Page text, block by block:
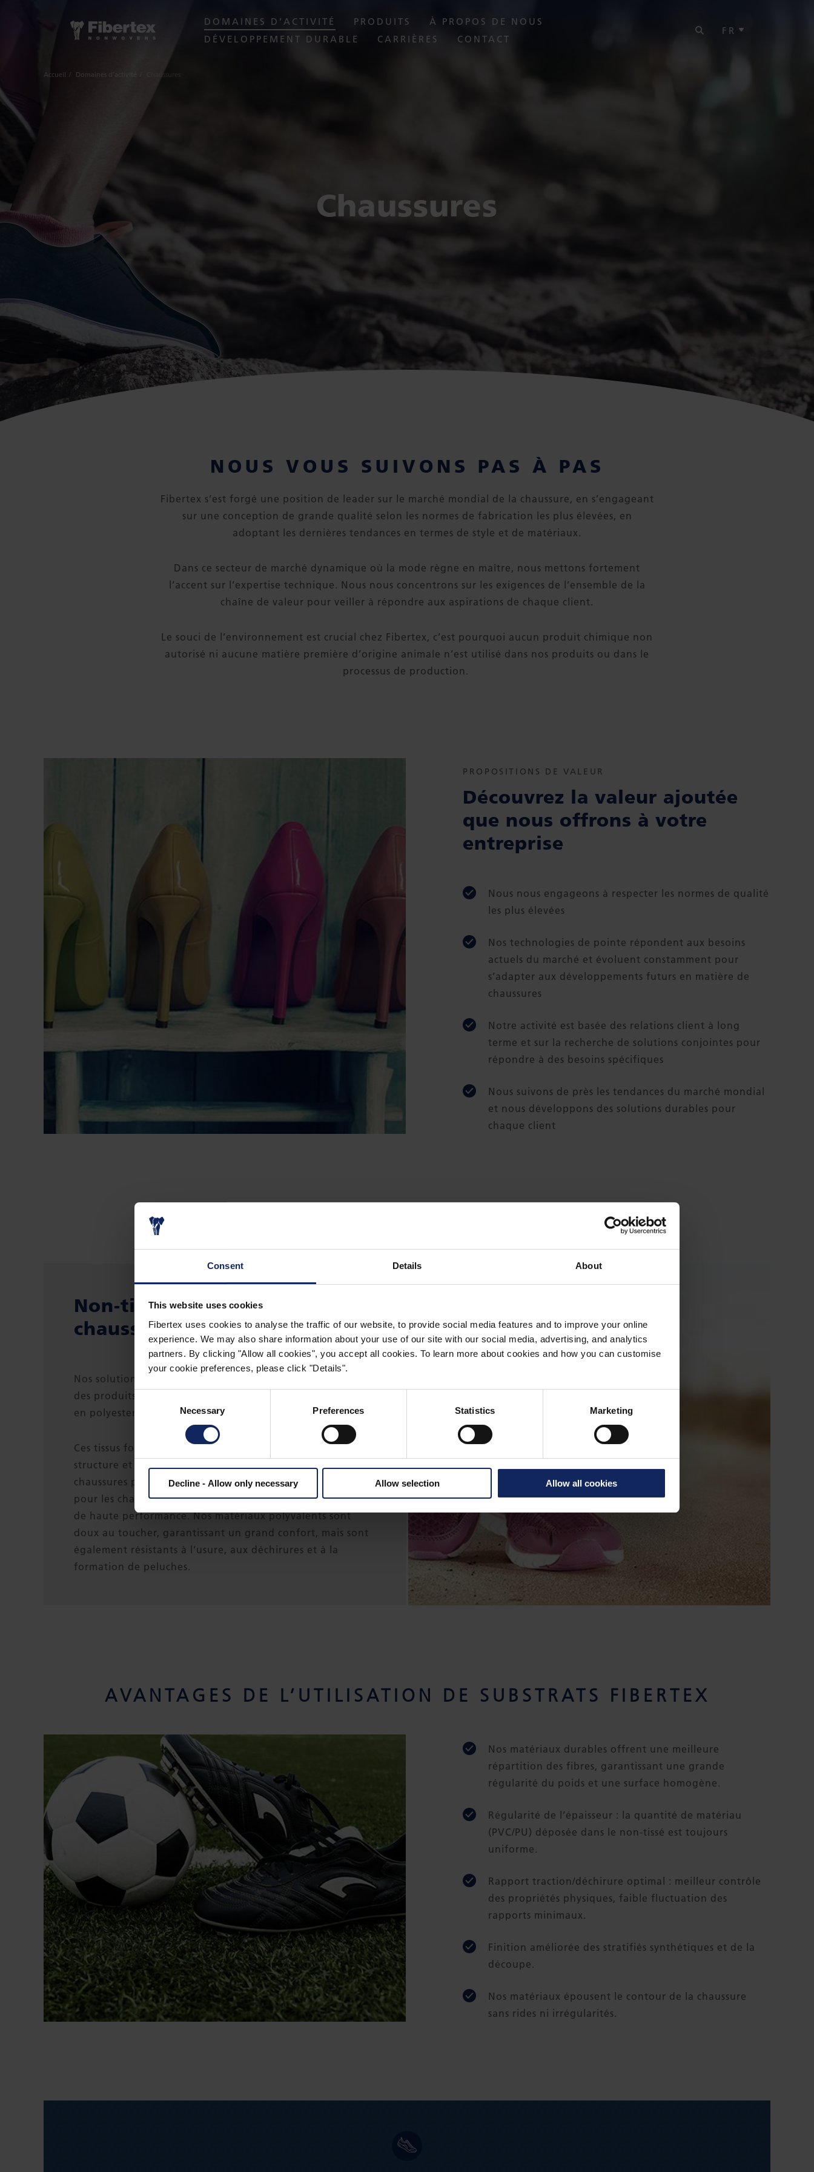
Consent Details About
This website uses cookies
Fibertex uses cookies to analyse the traffic of our website, to provide social media features and to improve your online
experience. We may also share information about your use of our site with our social media, advertising, and analytics
partners. By clicking "Allow all cookies", you accept all cookies. To learn more about cookies and how you can customise
your cookie preferences, please click "Details".
Consent
Selection
Necessary Preferences Statistics Marketing
Decline - Allow only necessary Allow selection Allow all cookies
DOMAINES D’ACTIVITÉ PRODUITS
À PROPOS DE NOUS
DÉVELOPPEMENT DURABLE
CARRIÈRES CONTACT
FR
Accueil Domaines d’activité Chaussures
Chaussures
NOUS VOUS SUIVONS PAS À PAS
Fibertex s’est forgé une position de leader sur le marché mondial de la chaussure, en s’engageant
sur une conception de grande qualité selon les normes de fabrication les plus élevées, en
adoptant les dernières tendances en termes de style et de matériaux.
Dans ce secteur de marché dynamique où la mode règne en maître, nous mettons fortement
l’accent sur l’expertise technique. Nous nous concentrons sur les exigences de l’ensemble de la
chaîne de valeur pour veiller à répondre aux aspirations de chaque client.
Le souci de l’environnement est crucial chez Fibertex, c’est pourquoi aucun produit chimique non
autorisé ni aucune matière première d’origine animale n’est utilisé dans nos produits ou dans le
processus de production.
PROPOSITIONS DE VALEUR
Découvrez la valeur ajoutée
que nous offrons à votre
entreprise
Nous nous engageons à respecter les normes de qualité
les plus élevées
Nos technologies de pointe répondent aux besoins
actuels du marché et évoluent constamment pour
s’adapter aux développements futurs en matière de
chaussures
Notre activité est basée des relations client à long
terme et sur la recherche de solutions conjointes pour
répondre à des besoins spécifiques
Nous suivons de près les tendances du marché mondial
et nous développons des solutions durables pour
chaque client
Non-tissés Fibertex pour les
chaussures
Nos solutions durables pour les chaussures comprennent
des produits à haute performance aiguilletés et hydroliés
en polyester, polypropylène, rayonne, nylon et microfibres.
Ces tissus fonctionnels non-tissés sont utilisés comme
structure et finition interne dans la fabrication de
chaussures pour hommes, femmes et enfants, ainsi que
pour les chaussures de sécurité et les chaussures de sport
de haute performance. Nos matériaux polyvalents sont
doux au toucher, garantissant un grand confort, mais sont
également résistants à l’usure, aux déchirures et à la
formation de peluches.
AVANTAGES DE L’UTILISATION DE SUBSTRATS FIBERTEX
Nos matériaux durables offrent une meilleure
répartition des fibres, garantissant une grande
régularité du poids et une surface homogène.
Régularité de l’épaisseur : la quantité de matériau
(PVC/PU) déposée dans le non-tissé est toujours
uniforme.
Rapport traction/déchirure optimal : meilleur contrôle
des propriétés physiques, faible fluctuation des
rapports minimaux.
Finition améliorée des stratifiés synthétiques et de la
découpe.
Nos matériaux épousent le contour de la chaussure
sans rides ni irrégularités.